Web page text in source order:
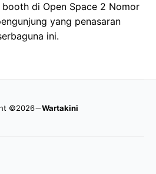
di Open Space 2 Nomor
yang penasaran
ini.
©2026 Wartakini